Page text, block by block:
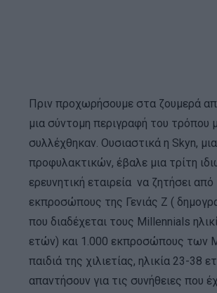
Πριν προχωρήσουμε στα ζουμερά
μια σύντομη περιγραφή του τρόπου
συλλέχθηκαν. Ουσιαστικά η Skyn,
προφυλακτικών, έβαλε μια τρίτη
ερευνητική εταιρεία να ζητήσει
εκπροσώπους της Γενιάς Z (
που διαδέχεται τους Millennials
ετών) και 1.000 εκπροσώπους των
παιδιά της χιλιετίας, ηλικία 23-38
απαντήσουν για τις συνήθειες που